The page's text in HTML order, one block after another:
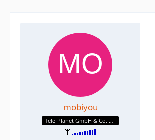
mobiyou
Tele-Planet GmbH & Co. KG